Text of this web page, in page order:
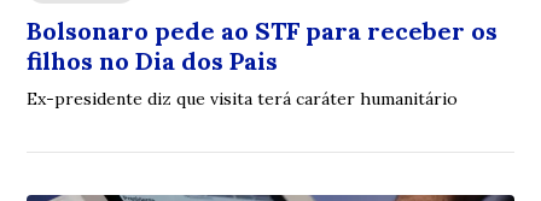
Bolsonaro pede ao STF para receber os
filhos no Dia dos Pais
Ex-presidente diz que visita terá caráter humanitário